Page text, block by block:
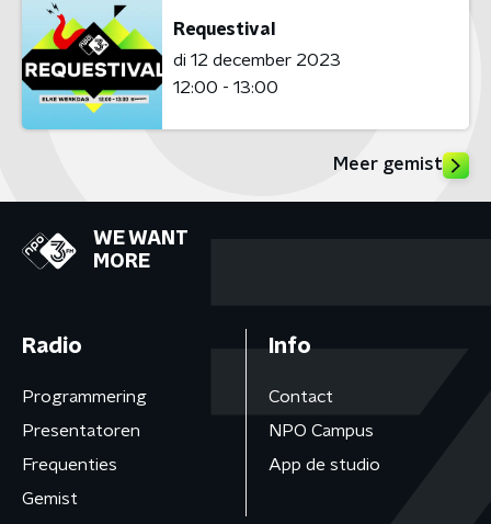
Requestival
di 12 december 2023
12:00 - 13:00
Meer gemist
WE WANT
MORE
Radio
Programmering
Presentatoren
Frequenties
Gemist
Info
Contact
NPO Campus
App de studio